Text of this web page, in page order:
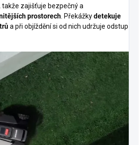
zajišťuje bezpečný a
prostorech . Překážkydetekuje
a při objíždění si od nich udržuje odstup